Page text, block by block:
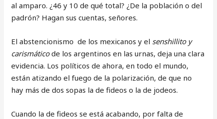
al amparo. ¿46 y 10 de qué total? ¿De la población o del
padrón? Hagan sus cuentas, señores.
El abstencionismo de los mexicanos y el senshillito y
carismáticode los argentinos en las urnas, deja una clara
evidencia. Los políticos de ahora, en todo el mundo,
están atizando el fuego de la polarización, de que no
hay más de dos sopas la de fideos o la de jodeos.
Cuando la de fideos se está acabando, por falta de